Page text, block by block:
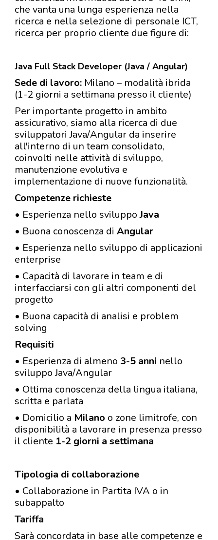
che vanta una lunga esperienza nella
ricerca e nella selezione di personale ICT,
ricerca per proprio cliente due figure di:
Java Full Stack Developer (Java / Angular)
Sede di lavoro: Milano – modalità ibrida
(1-2 giorni a settimana presso il cliente)
Per importante progetto in ambito
assicurativo, siamo alla ricerca di due
sviluppatori Java/Angular da inserire
all'interno di un team consolidato,
coinvolti nelle attività di sviluppo,
manutenzione evolutiva e
implementazione di nuove funzionalità.
Competenze richieste
• Esperienza nello sviluppoJava
• Buona conoscenza di Angular
• Esperienza nello sviluppo di applicazioni
enterprise
• Capacità di lavorare in team e di
interfacciarsi con gli altri componenti del
progetto
• Buona capacità di analisi e problem
solving
Requisiti
• Esperienza di almeno 3-5 anni nello
sviluppo Java/Angular
• Ottima conoscenza della lingua italiana,
scritta e parlata
• Domicilio a Milano o zone limitrofe, con
disponibilità a lavorare in presenza presso
il cliente 1-2 giorni a settimana
Tipologia di collaborazione
• Collaborazione in Partita IVA o in
subappalto
Tariffa
Sarà concordata in base alle competenze e